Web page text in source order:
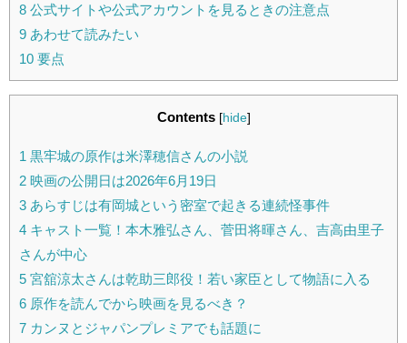
8 公式サイトや公式アカウントを見るときの注意点
9 あわせて読みたい
10 要点
Contents [hide]
1 黒牢城の原作は米澤穂信さんの小説
2 映画の公開日は2026年6月19日
3 あらすじは有岡城という密室で起きる連続怪事件
4 キャスト一覧！本木雅弘さん、菅田将暉さん、吉高由里子
さんが中心
5 宮舘涼太さんは乾助三郎役！若い家臣として物語に入る
6 原作を読んでから映画を見るべき？
7 カンヌとジャパンプレミアでも話題に